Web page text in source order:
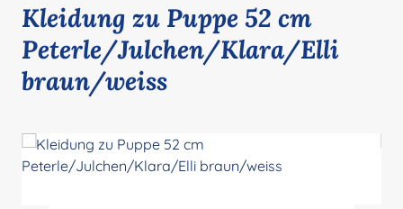
Kleidung zu Puppe 52 cm
Peterle/Julchen/Klara/Elli
braun/weiss